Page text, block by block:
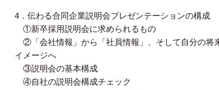
4．伝わる合同企業説明会プレゼンテーションの構成
①新卒採用説明会に求められるもの
②「会社情報」から「社員情報」、そして自分の将
イメージへ
③説明会の基本構成
④自社の説明会構成チェック